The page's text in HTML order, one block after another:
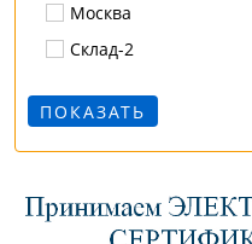
Москва
Склад-2